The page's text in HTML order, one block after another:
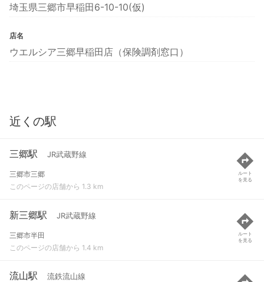
埼玉県三郷市早稲田6-10-10(仮)
店名
ウエルシア三郷早稲田店（保険調剤窓口）
近くの駅
三郷駅 JR武蔵野線
三郷市三郷
このページの店舗から 1.3 km
ルート
を見る
新三郷駅 JR武蔵野線
三郷市半田
このページの店舗から 1.4 km
ルート
を見る
流山駅 流鉄流山線